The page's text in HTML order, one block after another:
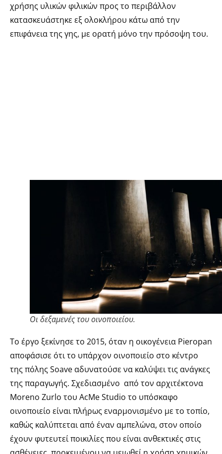
χρήσης υλικών φιλικών προς το περιβάλλον
κατασκευάστηκε εξ ολοκλήρου κάτω από την
επιφάνεια της γης, με ορατή μόνο την πρόσοψη του.
Oι δεξαμενές του οινοποιείου.
Το έργο ξεκίνησε το 2015, όταν η οικογένεια Pieropan
αποφάσισε ότι το υπάρχον οινοποιείο στο κέντρο
της πόλης Soave αδυνατούσε να καλύψει τις ανάγκες
της παραγωγής. Σχεδιασμένο από τον αρχιτέκτονα
Moreno Zurlo του AcMe Studio το υπόσκαφο
οινοποιείο είναι πλήρως εναρμονισμένο με το τοπίο,
καθώς καλύπτεται από έναν αμπελώνα, στον οποίο
έχουν φυτευτεί ποικιλίες που είναι ανθεκτικές στις